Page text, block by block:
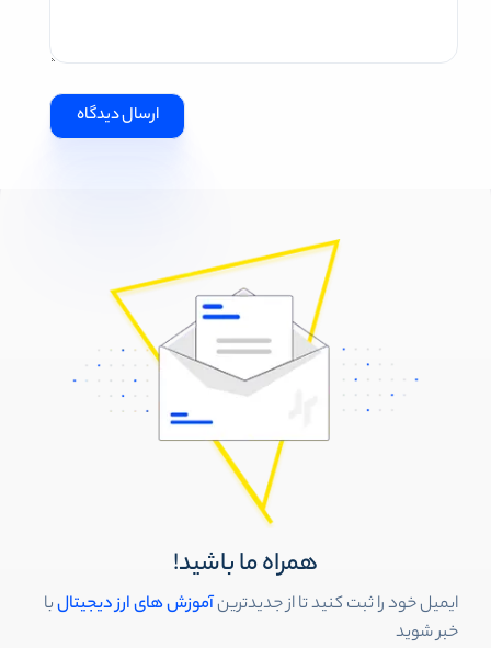
همراه ما باشید!
ایمیل خود را ثبت کنید تا از جدیدترینآموزش های ارز دیجیتالبا
خبر شوید